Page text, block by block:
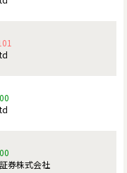
券株式会社